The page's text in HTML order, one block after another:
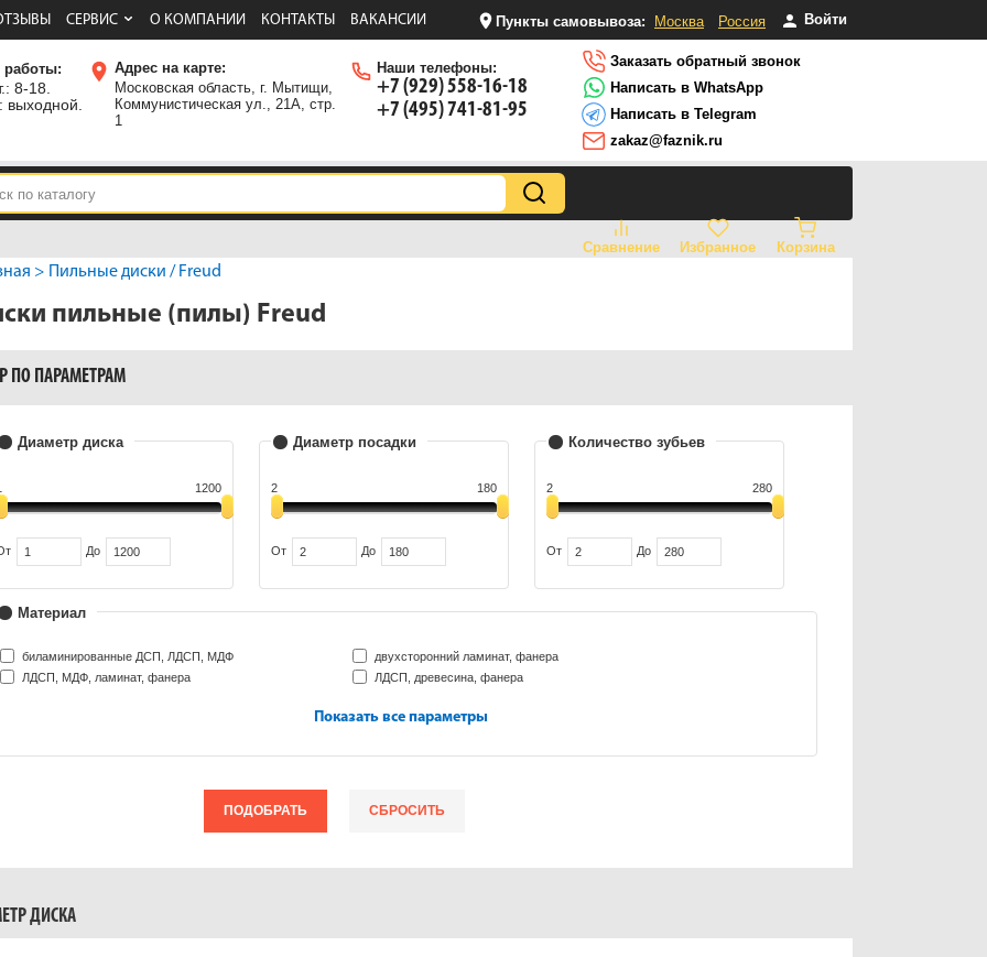
СЕРВИС О КОМПАНИИ КОНТАКТЫ ВАКАНСИИ Пункты самовывоза: Москва Россия Войти
работы:
8-18.
выходной.
Адрес на карте:
Московская область, г. Мытищи,
Коммунистическая ул., 21А, стр.
1
Наши телефоны:
+7 (929) 558-16-18
+7 (495) 741-81-95
Заказать обратный звонок
Написать в WhatsApp
Написать в Telegram
zakaz@faznik.ru
Сравнение Избранное Корзина
> Пильные диски / Freud
пильные (пилы) Freud
ПО ПАРАМЕТРАМ
Диаметр диска
1200
До
Диаметр посадки
2 180
От До
Количество зубьев
2 280
От До
Материал
биламинированные ДСП, ЛДСП, МДФ
двухсторонний ламинат, фанера
ЛДСП, МДФ, ламинат, фанера
ЛДСП, древесина, фанера
Показать все параметры
ПОДОБРАТЬ СБРОСИТЬ
ДИСКА